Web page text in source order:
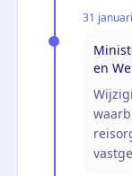
31
en